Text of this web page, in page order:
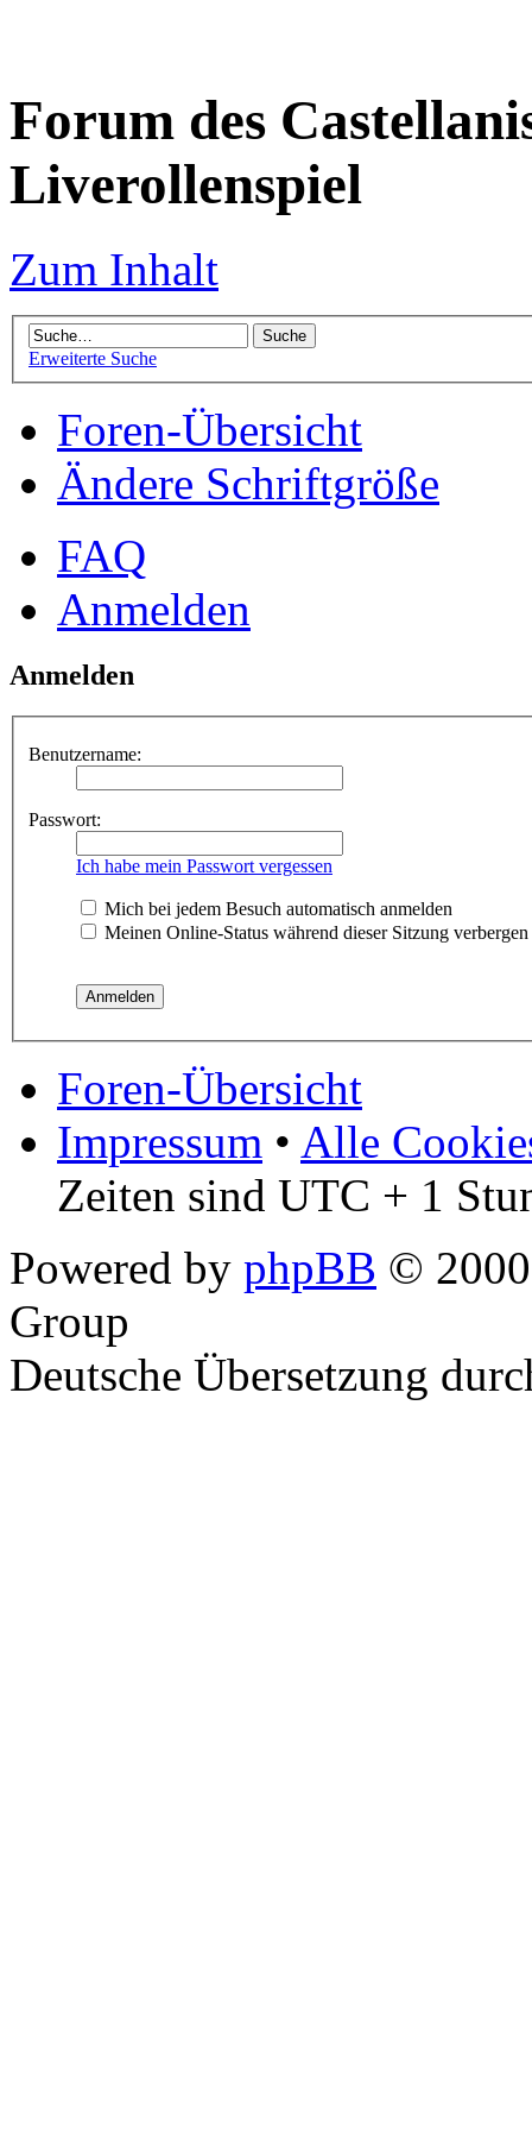
Forum des
Liverollenspiel
Zum Inhalt
Erweiterte Suche
Foren-Übersicht
Ändere Schriftgröße
FAQ
Anmelden
Anmelden
Benutzername:
Passwort:
Ich habe mein Passwort vergessen
Mich bei jedem Besuch automatisch anmelden
Meinen Online-Status während dieser Sitzung verbergen
Foren-Übersicht
Impressum • Alle
Zeiten sind UTC + 1
Powered by phpBB ©
Group
Deutsche Übersetzung